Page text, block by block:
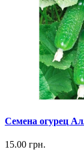
Семена огурец
15.00 грн.